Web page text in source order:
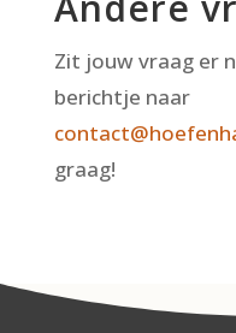
Zit jouw vraag er
berichtje naar
graag!